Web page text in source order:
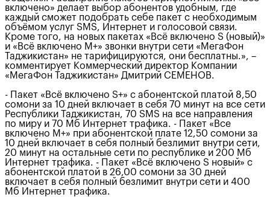
включено» делает выбор абонентов удобным, где
каждый сможет подобрать себе пакет с необходимым
объёмом услуг SMS, Интернет и голосовой связи.
Кроме того, на новых пакетах «Всё включено S (новый)»
и «Всё включено М+» звонки внутри сети «МегаФон
Таджикистан» не тарифицируются, они бесплатны.», –
комментирует Коммерческий директор Компании
«МегаФон Таджикистан» Дмитрий СЕМЕНОВ.
- Пакет «Всё включено S+» с абонентской платой 8,50
сомони за 10 дней включает в себя 70 минут на все сети
Республики Таджикистан, 70 SMS на все направления
по миру и 70 Мб Интернет трафика. - Пакет «Все
включено M+» при абонентской плате 12,50 сомони за
10 дней включает в себя полный безлимит внутри сети,
20 минут на остальные сети по республике и 200 Мб
Интернет трафика. - Пакет «Всё включено S новый» с
абонентской платой в 26,00 сомони за 30 дней
включает в себя полный безлимит внутри сети и 400
Мб Интернет трафика.